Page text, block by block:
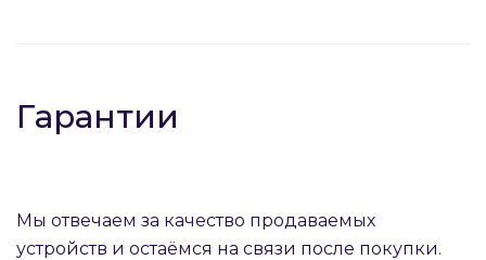
Гарантии
Мы отвечаем за качество продаваемых
устройств и остаёмся на связи после покупки.